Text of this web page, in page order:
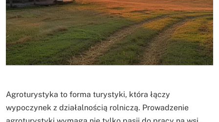
Agroturystyka to forma turystyki, która łączy
wypoczynek z działalnością rolniczą. Prowadzenie